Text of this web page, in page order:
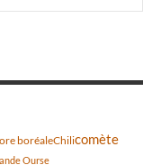
boréaleChilicomète
Ourse